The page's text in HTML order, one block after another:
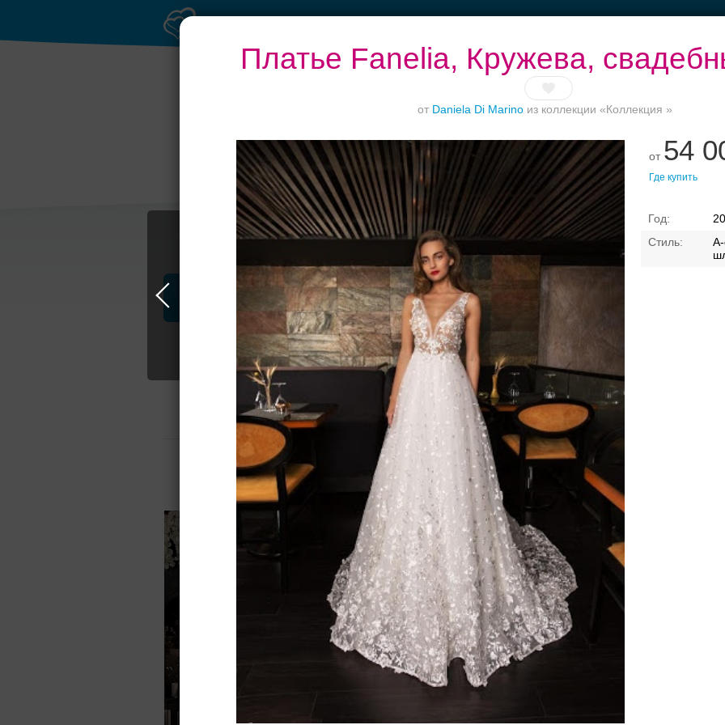
Платье Fanelia, Кружева,
от Daniela Di Marinoиз коллекции «Коллекция »
от 54
Где купить
А-
Выбери своё платье
Рестораны с
верандами
Торжество в
Петергофе
Банкет до 1500 руб.
Профессионалы и услуги Свадебные платья Банкет
Кружева, свадебный салон —
корсетом
Свадебные платья О салоне Отзывы(0)
Для вас найдено 13 платьев